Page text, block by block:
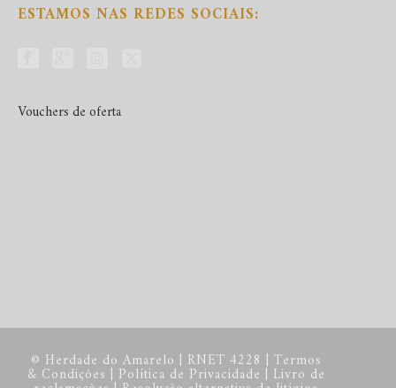
ESTAMOS NAS REDES SOCIAIS:
Vouchers de oferta
© Herdade do Amarelo | RNET 4228 | Termos
& Condições | Política de Privacidade | Livro de